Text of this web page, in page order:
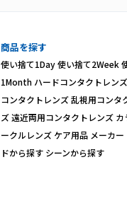
商品を探す
使い捨て1Day 使い捨て2Week
1Month ハードコンタクトレンズ
コンタクトレンズ 乱視用コンタ
ズ 遠近両用コンタクトレンズ カ
ークルレンズ ケア用品 メーカ
ドから探す シーンから探す